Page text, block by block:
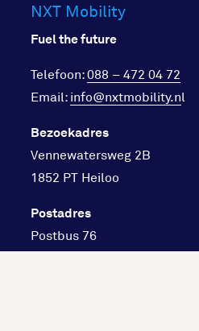
NXT Mobility
Fuel the future
Telefoon:088 – 472 04 72
Email: info@nxtmobility.nl
Bezoekadres
Vennewatersweg 2B
1852 PT Heiloo
Postadres
Postbus 76